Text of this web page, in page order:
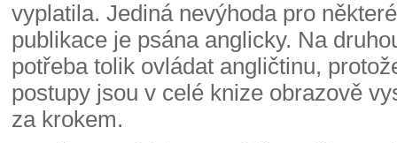
vyplatila. Jediná nevýhoda pro
publikace je psána anglicky. Na
potřeba tolik ovládat angličtinu,
postupy jsou v celé knize obrazově
za krokem.